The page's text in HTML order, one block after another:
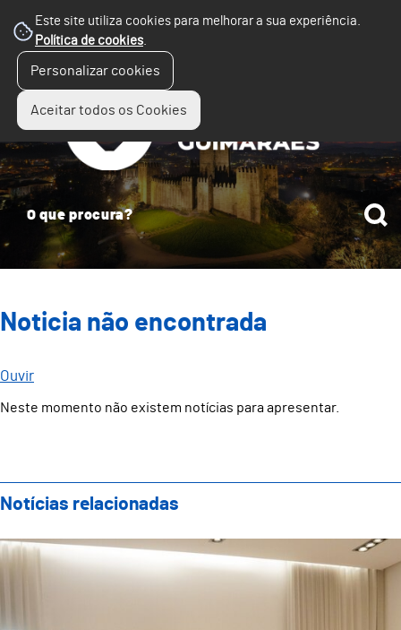
Este site utiliza cookies para melhorar a sua experiência.
Política de cookies.
Personalizar cookies
Aceitar todos os Cookies
Noticia não encontrada
Ouvir
Neste momento não existem notícias para apresentar.
Notícias relacionadas
Turismo Industrial em Guimarães arranca com